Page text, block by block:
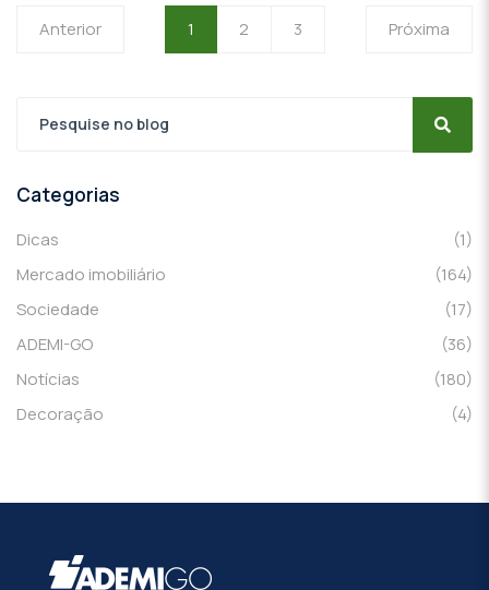
Anterior 1 2 3 Próxima
Categorias
Dicas
(1)
Mercado imobiliário
(164)
Sociedade
(17)
ADEMI-GO
(36)
Notícias
(180)
Decoração
(4)